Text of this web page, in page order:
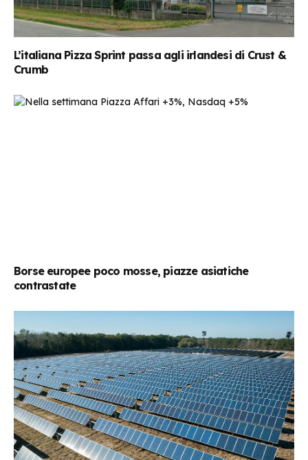
L’italiana Pizza Sprint passa agli irlandesi di Crust &
Crumb
Borse europee poco mosse, piazze asiatiche
contrastate